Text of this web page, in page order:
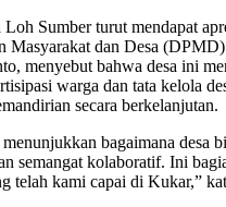
Loh Sumber turut mendapat
Masyarakat dan Desa
menyebut bahwa desa ini
warga dan tata kelola
secara berkelanjutan.
bagaimana desa
semangat kolaboratif. Ini
telah kami capai di Kukar,”